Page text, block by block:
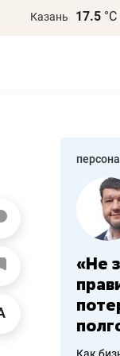
Казань 17.5 °С
персона
работа «Не